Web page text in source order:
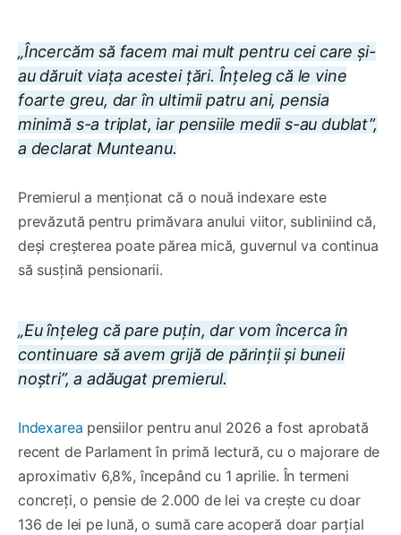
„Încercăm să facem mai mult pentru cei care și-
au dăruit viața acestei țări. Înțeleg că le vine
foarte greu, dar în ultimii patru ani, pensia
minimă s-a triplat, iar pensiile medii s-au dublat”,
a declarat Munteanu.
Premierul a menționat că o nouă indexare este
prevăzută pentru primăvara anului viitor, subliniind că,
deși creșterea poate părea mică, guvernul va continua
să susțină pensionarii.
„Eu înțeleg că pare puțin, dar vom încerca în
continuare să avem grijă de părinții și buneii
noștri”, a adăugat premierul.
Indexarea pensiilor pentru anul 2026 a fost aprobată
recent de Parlament în primă lectură, cu o majorare de
aproximativ 6,8%, începând cu 1 aprilie. În termeni
concreți, o pensie de 2.000 de lei va crește cu doar
136 de lei pe lună, o sumă care acoperă doar parțial